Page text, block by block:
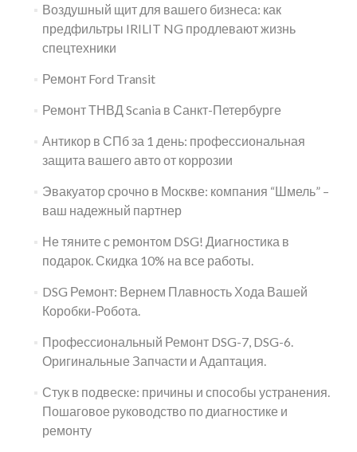
Воздушный щит для вашего бизнеса: как
предфильтры IRILIT NG продлевают жизнь
спецтехники
Ремонт Ford Transit
Ремонт ТНВД Scania в Санкт-Петербурге
Антикор в СПб за 1 день: профессиональная
защита вашего авто от коррозии
Эвакуатор срочно в Москве: компания “Шмель” –
ваш надежный партнер
Не тяните с ремонтом DSG! Диагностика в
подарок. Скидка 10% на все работы.
DSG Ремонт: Вернем Плавность Хода Вашей
Коробки-Робота.
Профессиональный Ремонт DSG-7, DSG-6.
Оригинальные Запчасти и Адаптация.
Стук в подвеске: причины и способы устранения.
Пошаговое руководство по диагностике и
ремонту